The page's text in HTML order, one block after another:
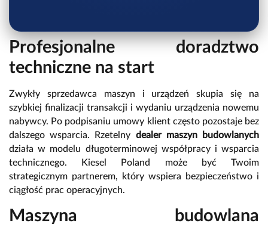
Profesjonalne doradztwo
techniczne na start
Zwykły sprzedawca maszyn i urządzeń skupia się na
szybkiej finalizacji transakcji i wydaniu urządzenia nowemu
nabywcy. Po podpisaniu umowy klient często pozostaje bez
dalszego wsparcia. Rzetelny dealer maszyn budowlanych
działa w modelu długoterminowej współpracy i wsparcia
technicznego. Kiesel Poland może być Twoim
strategicznym partnerem, który wspiera bezpieczeństwo i
ciągłość prac operacyjnych.
Maszyna budowlana